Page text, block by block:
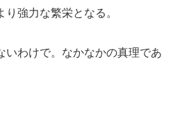
強力な繁栄となる。
いわけで。なかなかの真理であ